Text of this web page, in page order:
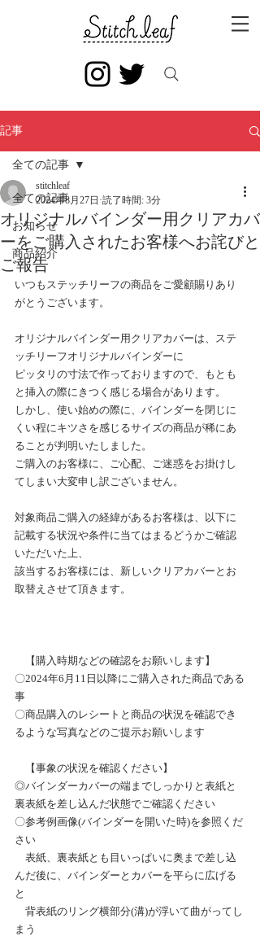
記事
全ての記事
お知らせ
商品紹介
全ての記事
オリジナルバインダー用クリアカバ
ーをご購入されたお客様へお詫びと
ご報告
stitchleaf
2024年8月27日 読了時間: 3分
いつもステッチリーフの商品をご愛顧賜りあり
がとうございます。
オリジナルバインダー用クリアカバーは、ステ
ッチリーフオリジナルバインダーに
ピッタリの寸法で作っておりますので、もとも
と挿入の際にきつく感じる場合があります。
しかし、使い始めの際に、バインダーを閉じに
くい程にキツさを感じるサイズの商品が稀にあ
ることが判明いたしました。
ご購入のお客様に、ご心配、ご迷惑をお掛けし
てしまい大変申し訳ございません。
対象商品ご購入の経緯があるお客様は、以下に
記載する状況や条件に当てはまるどうかご確認
いただいた上、
該当するお客様には、新しいクリアカバーとお
取替えさせて頂きます。
【購入時期などの確認をお願いします】
〇2024年6月11日以降にご購入された商品である
事
〇商品購入のレシートと商品の状況を確認でき
るような写真などのご提示お願いします
【事象の状況を確認ください】
◎バインダーカバーの端までしっかりと表紙と
裏表紙を差し込んだ状態でご確認ください
〇参考例画像(バインダーを開いた時)を参照くだ
さい
表紙、裏表紙とも目いっぱいに奥まで差し込
んだ後に、バインダーとカバーを平らに広げる
と
背表紙のリング横部分(溝)が浮いて曲がってし
まう